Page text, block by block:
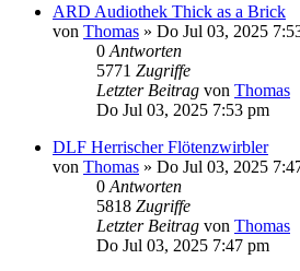
ARD Audiothek Thick as a Brick
von Thomas » Do Jul 03, 2025
0 Antworten
5771 Zugriffe
Letzter Beitrag von Thomas
Do Jul 03, 2025 7:53 pm
DLF Herrischer Flötenzwirbler
von Thomas » Do Jul 03, 2025
0 Antworten
5818 Zugriffe
Letzter Beitrag von Thomas
Do Jul 03, 2025 7:47 pm